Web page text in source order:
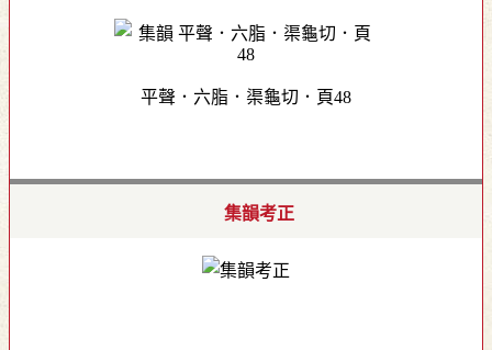
平聲．六脂．渠龜切．頁48
集韻考正